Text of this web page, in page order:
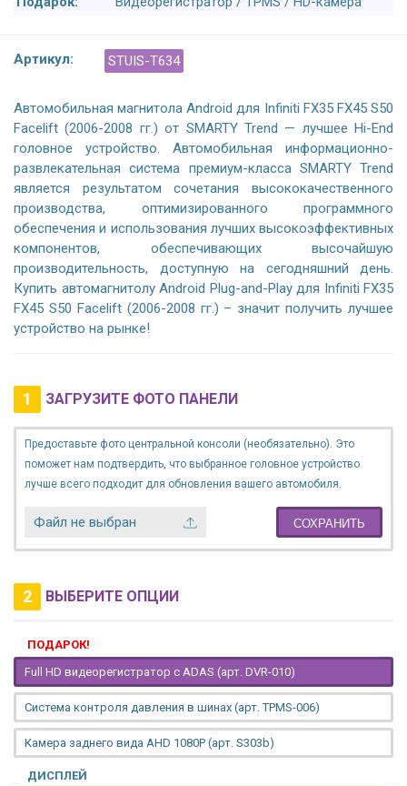
Артикул: STUIS-T634
Автомобильная магнитола Android для Infiniti FX35 FX45 S50
Facelift (2006-2008 гг.) от SMARTY Trend — лучшее Hi-End
головное устройство. Автомобильная информационно-
развлекательная система премиум-класса SMARTY Trend
является результатом сочетания высококачественного
производства, оптимизированного программного
обеспечения и использования лучших высокоэффективных
компонентов, обеспечивающих высочайшую
производительность, доступную на сегодняшний день.
Купить автомагнитолу Android Plug-and-Play для Infiniti FX35
FX45 S50 Facelift (2006-2008 гг.) – значит получить лучшее
устройство на рынке!
1 ЗАГРУЗИТЕ ФОТО ПАНЕЛИ
Предоставьте фото центральной консоли (необязательно). Это
поможет нам подтвердить, что выбранное головное устройство
лучше всего подходит для обновления вашего автомобиля.
Файл не выбран СОХРАНИТЬ
2 ВЫБЕРИТЕ ОПЦИИ
ПОДАРОК!
Full HD видеорегистратор с ADAS (арт. DVR-010)
Система контроля давления в шинах (арт. TPMS-006)
Камера заднего вида AHD 1080P (арт. S303b)
ДИСПЛЕЙ